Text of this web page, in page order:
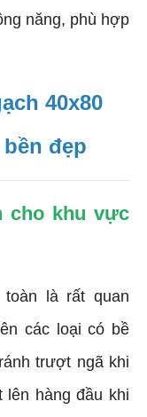
năng, phù hợp
40x80
đẹp
cho khu vực
là rất quan
các loại có bề
trượt ngã khi
hàng đầu khi